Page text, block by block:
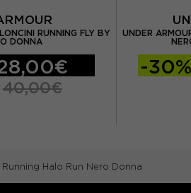
RUNNING FLY BY
DONNA
40,00€
UNDER
-30%
Halo Run Nero Donna